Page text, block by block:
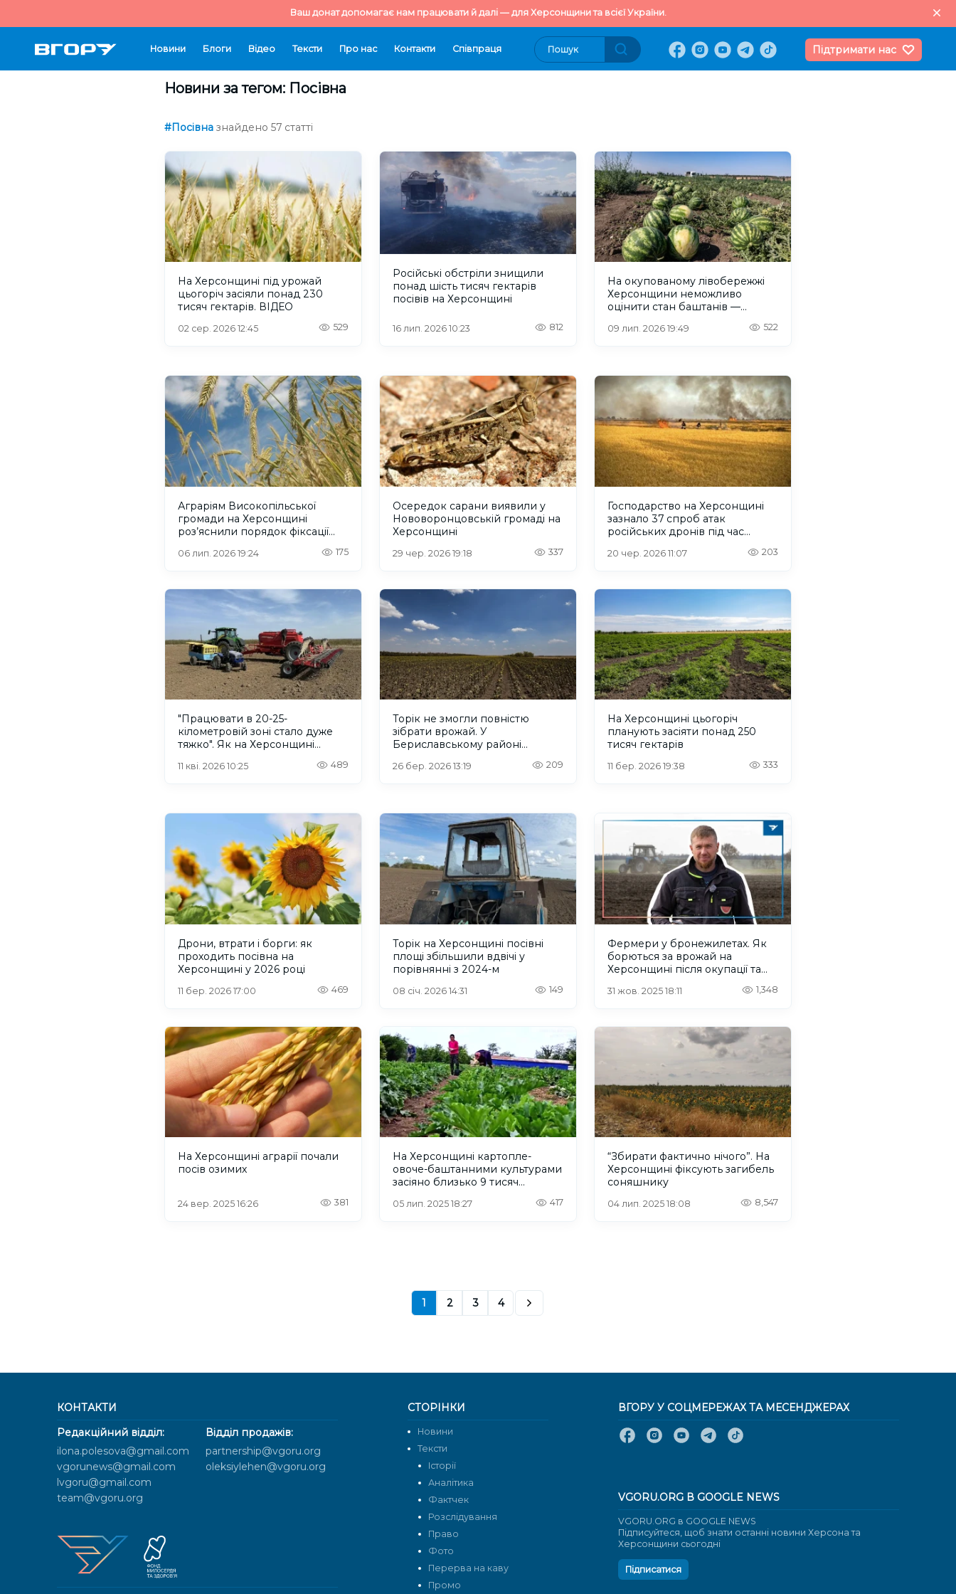
Ваш донат допомагає нам працювати й далі — для Херсонщини та всієї України.
Новини Блоги Відео Тексти Про нас Контакти Cпівпраця Підтримати нас
Новини за тегом: Посівна
#Посівна знайдено 57 статті
На Херсонщині під урожай
цьогоріч засіяли понад 230
тисяч гектарів. ВІДЕО
02 сер. 2026 12:45 529
Російські обстріли знищили
понад шість тисяч гектарів
посівів на Херсонщині
16 лип. 2026 10:23 812
На окупованому лівобережжі
Херсонщини неможливо
оцінити стан баштанів —
09 лип. 2026 19:49 522
Аграріям Високопільської
громади на Херсонщині
роз’яснили порядок фіксації
06 лип. 2026 19:24 175
Осередок сарани виявили у
Нововоронцовській громаді на
Херсонщині
29 чер. 2026 19:18 337
Господарство на Херсонщині
зазнало 37 спроб атак
російських дронів під час
20 чер. 2026 11:07 203
"Працювати в 20-25-
кілометровій зоні стало дуже
тяжко". Як на Херсонщині
11 кві. 2026 10:25 489
Торік не змогли повністю
зібрати врожай. У
Бериславському районі
26 бер. 2026 13:19 209
На Херсонщині цьогоріч
планують засіяти понад 250
тисяч гектарів
11 бер. 2026 19:38 333
Дрони, втрати і борги: як
проходить посівна на
Херсонщині у 2026 році
11 бер. 2026 17:00 469
Торік на Херсонщині посівні
площі збільшили вдвічі у
порівнянні з 2024-м
08 січ. 2026 14:31 149
Фермери у бронежилетах. Як
борються за врожай на
Херсонщині після окупації та
31 жов. 2025 18:11 1,348
На Херсонщині аграрії почали
посів озимих
24 вер. 2025 16:26 381
На Херсонщині картопле-
овоче-баштанними культурами
засіяно близько 9 тисяч
05 лип. 2025 18:27 417
“Збирати фактично нічого”. На
Херсонщині фіксують загибель
соняшнику
04 лип. 2025 18:08 8,547
1 2 3 4
КОНТАКТИ
Редакційний відділ:
ilona.polesova@gmail.com
vgorunews@gmail.com
lvgoru@gmail.com
team@vgoru.org
Відділ продажів:
partnership@vgoru.org
oleksiylehen@vgoru.org
СТОРІНКИ
Новини
Тексти
Історії
Аналітика
Фактчек
Розслідування
Право
Фото
Перерва на каву
Промо
ВГОРУ У СОЦМЕРЕЖАХ ТА МЕСЕНДЖЕРАХ
VGORU.ORG В GOOGLE NEWS
VGORU.ORG в GOOGLE NEWS
Підписуйтеся, щоб знати останні новини Херсона та
Херсонщини сьогодні
Підписатися